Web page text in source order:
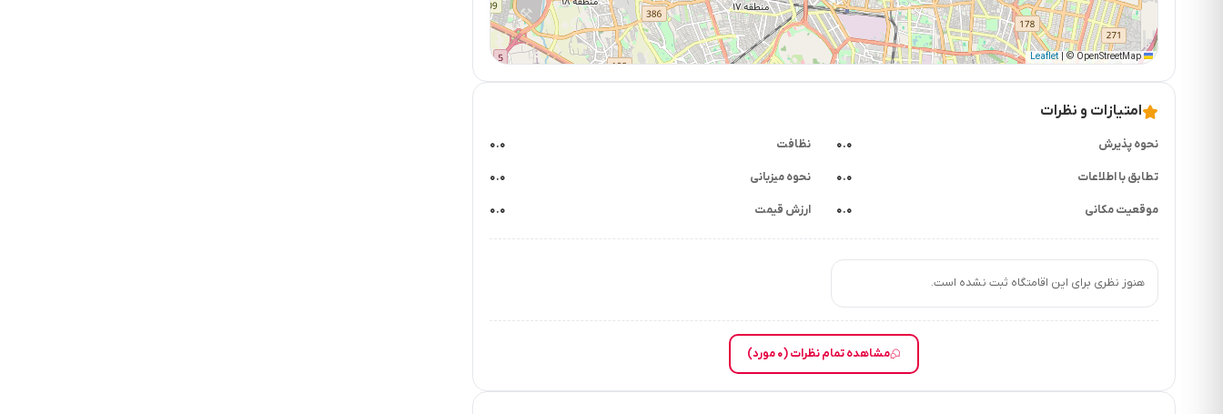
Leaflet
© OpenStreetMap
امتیازات و نظرات
نحوه پذیرش ۰.۰ نظافت ۰.۰
تطابق با اطلاعات ۰.۰ نحوه میزبانی ۰.۰
موقعیت مکانی ۰.۰ ارزش قیمت ۰.۰
هنوز نظری برای این اقامتگاه ثبت نشده است.
مشاهده تمام نظرات (۰ مورد)